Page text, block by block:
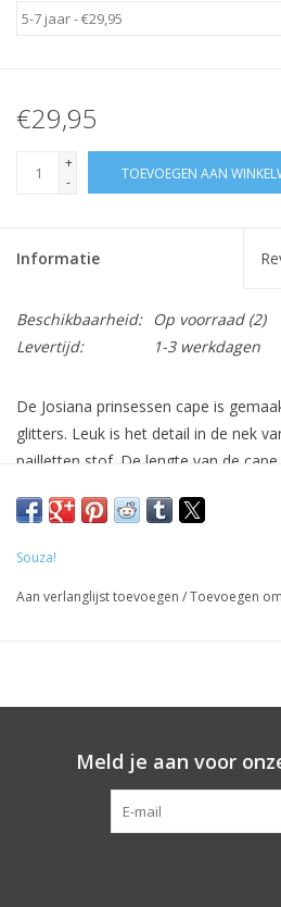
€29,95
+
-
TOEVOEGEN AAN
Informatie
Beschikbaarheid: Op voorraad(2)
Levertijd:
1-3 werkdagen
De Josiana prinsessen cape is
glitters. Leuk is het detail in de nek
pailletten stof. De lengte van de
Souza!
Aan verlanglijst toevoegen /Toevoegen
Meld je aan voor